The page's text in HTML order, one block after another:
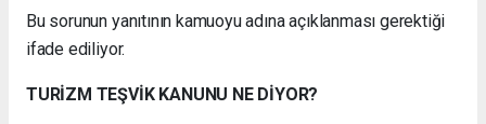
Bu sorunun yanıtının kamuoyu adına açıklanması gerektiği
ifade ediliyor.
TURİZM TEŞVİK KANUNU NE DİYOR?